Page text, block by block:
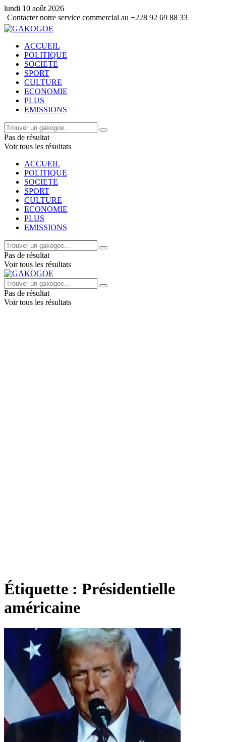
lundi 10 août 2026
service commercial au +228 92 69 88 33
ACCUEIL
POLITIQUE
SOCIETE
SPORT
CULTURE
ECONOMIE
PLUS
EMISSIONS
Pas de résultat
Voir tous les résultats
ACCUEIL
POLITIQUE
SOCIETE
SPORT
CULTURE
ECONOMIE
PLUS
EMISSIONS
Pas de résultat
Voir tous les résultats
Pas de résultat
Voir tous les résultats
Étiquette : Présidentielle
américaine